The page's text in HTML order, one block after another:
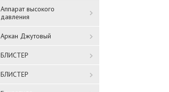
Аппарат высокого
давления
Аркан Джутовый
БЛИСТЕР
БЛИСТЕР